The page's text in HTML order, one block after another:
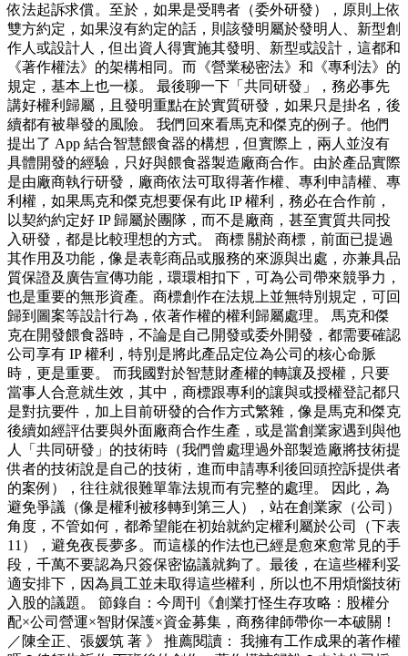
依法起訴求償。至於，如果是受聘者（委外研發），原則上依
雙方約定，如果沒有約定的話，則該發明屬於發明人、新型創
作人或設計人，但出資人得實施其發明、新型或設計，這都和
《著作權法》的架構相同。而《營業秘密法》和《專利法》的
規定，基本上也一樣。 最後聊一下「共同研發」，務必事先
講好權利歸屬，且發明重點在於實質研發，如果只是掛名，後
續都有被舉發的風險。 我們回來看馬克和傑克的例子。他們
提出了 App 結合智慧餵食器的構想，但實際上，兩人並沒有
具體開發的經驗，只好與餵食器製造廠商合作。由於產品實際
是由廠商執行研發，廠商依法可取得著作權、專利申請權、專
利權，如果馬克和傑克想要保有此 IP 權利，務必在合作前，
以契約約定好 IP 歸屬於團隊，而不是廠商，甚至實質共同投
入研發，都是比較理想的方式。 商標 關於商標，前面已提過
其作用及功能，像是表彰商品或服務的來源與出處，亦兼具品
質保證及廣告宣傳功能，環環相扣下，可為公司帶來競爭力，
也是重要的無形資產。商標創作在法規上並無特別規定，可回
歸到圖案等設計行為，依著作權的權利歸屬處理。 馬克和傑
克在開發餵食器時，不論是自己開發或委外開發，都需要確認
公司享有 IP 權利，特別是將此產品定位為公司的核心命脈
時，更是重要。 而我國對於智慧財產權的轉讓及授權，只要
當事人合意就生效，其中，商標跟專利的讓與或授權登記都只
是對抗要件，加上目前研發的合作方式繁雜，像是馬克和傑克
後續如經評估要與外面廠商合作生產，或是當創業家遇到與他
人「共同研發」的技術時（我們曾處理過外部製造廠將技術提
供者的技術說是自己的技術，進而申請專利後回頭控訴提供者
的案例），往往就很難單靠法規而有完整的處理。 因此，為
避免爭議（像是權利被移轉到第三人），站在創業家（公司）
角度，不管如何，都希望能在初始就約定權利屬於公司（下表
11），避免夜長夢多。而這樣的作法也已經是愈來愈常見的手
段，千萬不要認為只簽保密協議就夠了。最後，在這些權利妥
適安排下，因為員工並未取得這些權利，所以也不用煩惱技術
入股的議題。 節錄自：今周刊《創業打怪生存攻略：股權分
配×公司營運×智財保護×資金募集，商務律師帶你一本破關！
／陳全正、張媛筑 著 》 推薦閱讀： 我擁有工作成果的著作權